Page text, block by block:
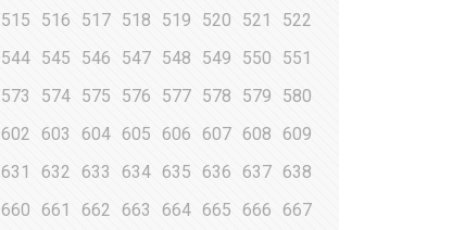
515 516 517 518 519 520 521
522
544 545 546 547 548 549 550
551
573 574 575 576 577 578 579
580
602 603 604 605 606 607 608
609
631 632 633 634 635 636 637 638
660 661 662 663 664 665 666 667